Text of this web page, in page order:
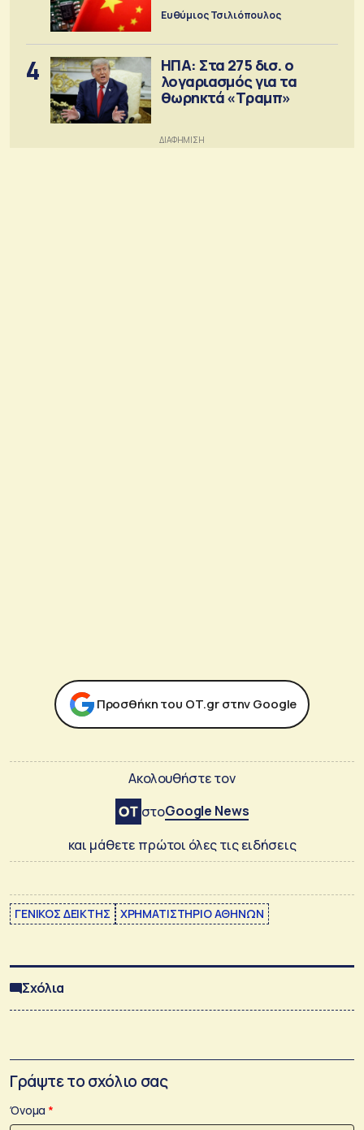
Ευθύμιος Τσιλιόπουλος
4
ΗΠΑ: Στα 275 δισ. ο
λογαριασμός για τα
θωρηκτά «Τραμπ»
Προσθήκη του ΟΤ.gr στην Google
Ακολουθήστε τον
στοGoogle News
και μάθετε πρώτοι όλες τις ειδήσεις
ΓΕΝΙΚΟΣ ΔΕΙΚΤΗΣ ΧΡΗΜΑΤΙΣΤΗΡΙΟ ΑΘΗΝΩΝ
Σχόλια
Γράψτε το σχόλιο σας
Όνομα